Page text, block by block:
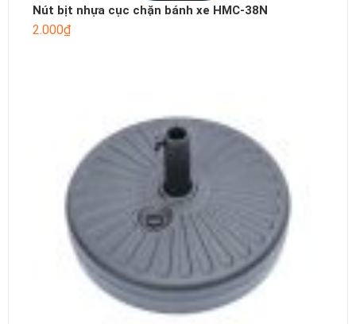
Nút bịt nhựa cục chặn bánh xe HMC-38N
2.000₫